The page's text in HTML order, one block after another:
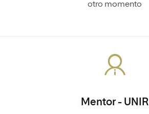
otro momento
Mentor - UNIR